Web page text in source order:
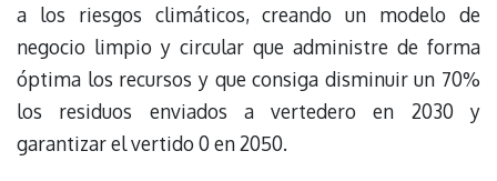
a los riesgos climáticos, creando un modelo de
negocio limpio y circular que administre de forma
óptima los recursos y que consiga disminuir un 70%
los residuos enviados a vertedero en 2030 y
garantizar el vertido 0 en 2050.